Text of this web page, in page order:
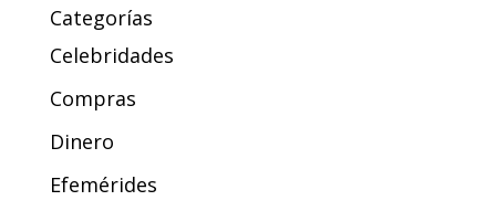
Categorías
Celebridades
Compras
Dinero
Efemérides